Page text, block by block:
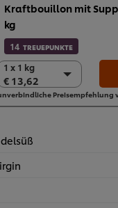
Kraftbouillon mit
kg
14 TREUEPUNKTE
1 x 1 kg
€ 13,62
1 x 1 kg
€ 13,62
6 x 1 kg Preisempfehlung